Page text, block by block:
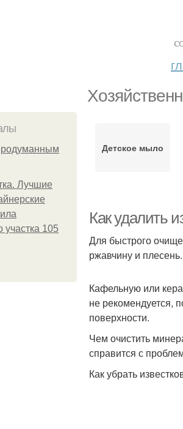
Лучшие
участка 105
Детское мыло
Как удалить
Для быстрого
ржавчину и плесень.
Кафельную или
не рекомендуется,
поверхности.
Чем очистить
справится с
Как убрать